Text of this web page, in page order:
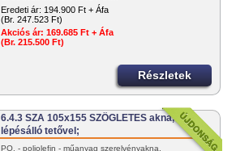
Eredeti ár: 194.900 Ft + Áfa
(Br. 247.523 Ft)
Akciós ár: 169.685 Ft + Áfa
(Br. 215.500 Ft)
Részletek
6.4.3 SZA 105x155 SZÖGLETES akna,
lépésálló tetővel;
PO. - poliolefin - műanyag szerelvényakna,